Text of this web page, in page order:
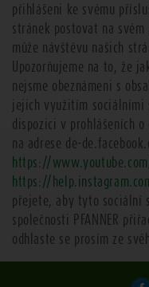
přihlášeni ke svému
stránek postovat na
může návštěvu našich
Upozorňujeme na to, že
nejsme obeznámeni s
jejich využitím sociálními
dispozici v prohlášeních
na adrese de-
https://
https://
přejete, aby tyto sociální
společnosti PFANNER
odhlaste se prosím ze